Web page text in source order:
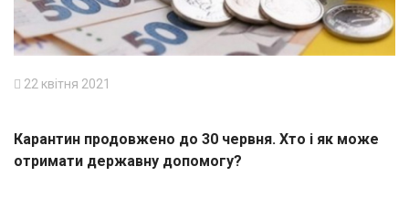
22 квітня 2021
Карантин продовжено до 30 червня. Хто і як може
отримати державну допомогу?